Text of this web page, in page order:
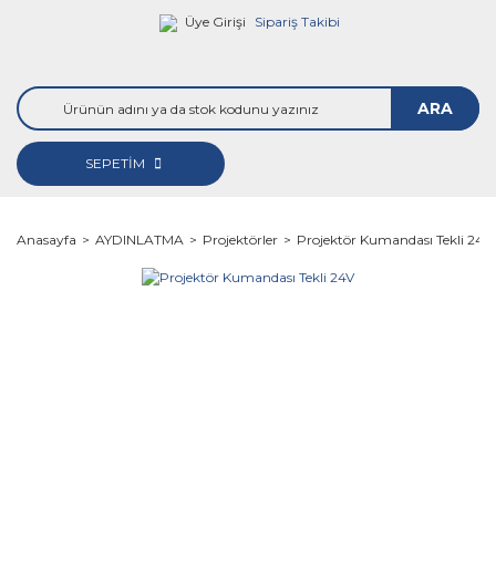
Üye Girişi Sipariş Takibi
ARA
SEPETİM
Anasayfa AYDINLATMA Projektörler Projektör Kumandası Tekli 24V